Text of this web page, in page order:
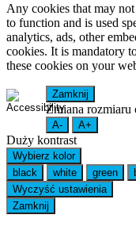
Any cookies that may
to function and is used
analytics, ads, other
cookies. It is mandatory
these cookies on your
Zamknij
Zmiana rozmiaru
A- A+
Duży kontrast
Wybierz kolor
black
white green
Wyczyść ustawienia
Zamknij